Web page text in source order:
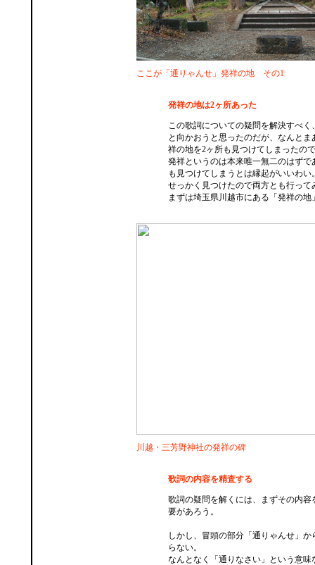
ここが「通りゃんせ」発祥の地 その1
発祥の地は2ヶ所あった
この歌詞についての疑問を解決すべく
と向かおうと思ったのだが、なんとま
祥の地を2ヶ所も見つけてしまったの
発祥というのは本来唯一無二のはずで
も見つけてしまうとは縁起がいいわい
せっかく見つけたので両方とも行って
まずは埼玉県川越市にある「発祥の地
川越・三芳野神社の発祥の碑
歌詞の内容を精査する
歌詞の疑問を解くには、まずその内容
要があろう。
しかし、冒頭の部分「通りゃんせ」か
らない。
なんとなく「通りなさい」という意味